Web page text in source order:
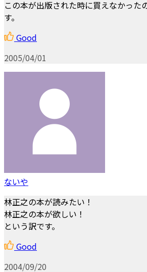
この本が出版された時に買えなかった
す。
Good
2005/04/01
ないや
林正之の本が読みたい！
林正之の本が欲しい！
という訳です。
Good
2004/09/20